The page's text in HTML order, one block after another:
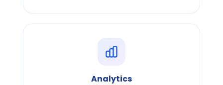
Analytics